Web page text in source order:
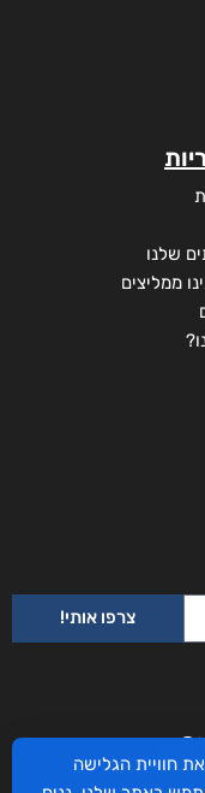
שלנו
ממליצים
צרפו אותי!
חוויית הגלישה